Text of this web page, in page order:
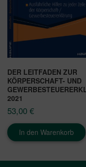
DER LEITFADEN ZUR
KÖRPERSCHAFT- UND
2021
53,00 €
In den Warenkorb